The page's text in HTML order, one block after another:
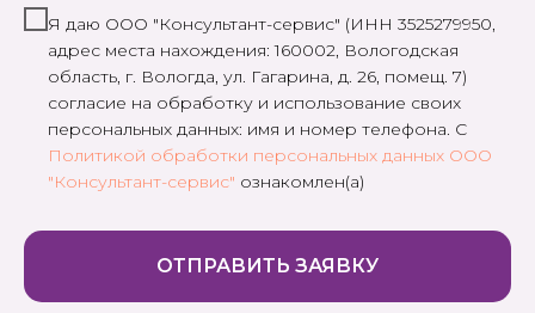
Я даю ООО "Консультант-сервис" (ИНН 3525279950,
адрес места нахождения: 160002, Вологодская
область, г. Вологда, ул. Гагарина, д. 26, помещ. 7)
согласие на обработку и использование своих
персональных данных: имя и номер телефона. С
Политикой обработки персональных данных ООО
"Консультант-сервис" ознакомлен(а)
ОТПРАВИТЬ ЗАЯВКУ